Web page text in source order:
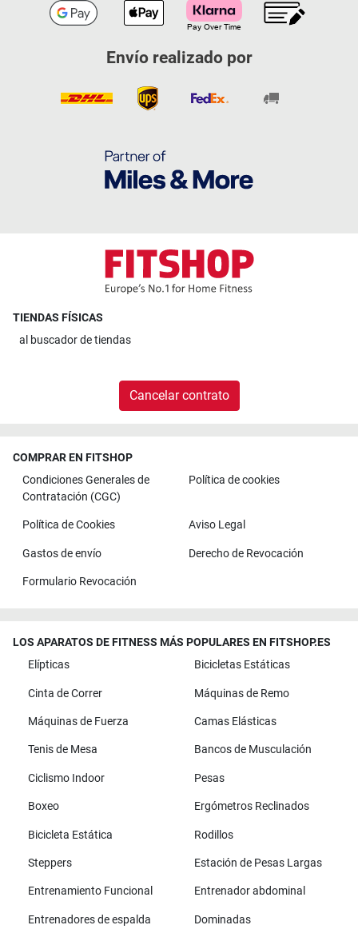
Envío realizado por
TIENDAS FÍSICAS
al buscador de tiendas
Cancelar contrato
COMPRAR EN FITSHOP
Condiciones Generales de
Contratación (CGC)
Política de cookies
Política de Cookies Aviso Legal
Gastos de envío Derecho de Revocación
Formulario Revocación
LOS APARATOS DE FITNESS MÁS POPULARES EN FITSHOP.ES
Elípticas
Bicicletas Estáticas
Cinta de Correr Máquinas de Remo
Máquinas de Fuerza Camas Elásticas
Tenis de Mesa Bancos de Musculación
Ciclismo Indoor Pesas
Boxeo Ergómetros Reclinados
Bicicleta Estática Rodillos
Steppers Estación de Pesas Largas
Entrenamiento Funcional Entrenador abdominal
Entrenadores de espalda Dominadas